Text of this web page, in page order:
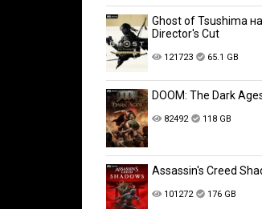
Ghost of Tsushima
Director's Cut
121723 65.1 GB
DOOM: The Dark
82492 118 GB
Assassin's Creed
101272 176 GB